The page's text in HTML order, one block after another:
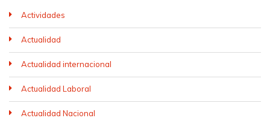
Actividades
Actualidad
Actualidad internacional
Actualidad Laboral
Actualidad Nacional